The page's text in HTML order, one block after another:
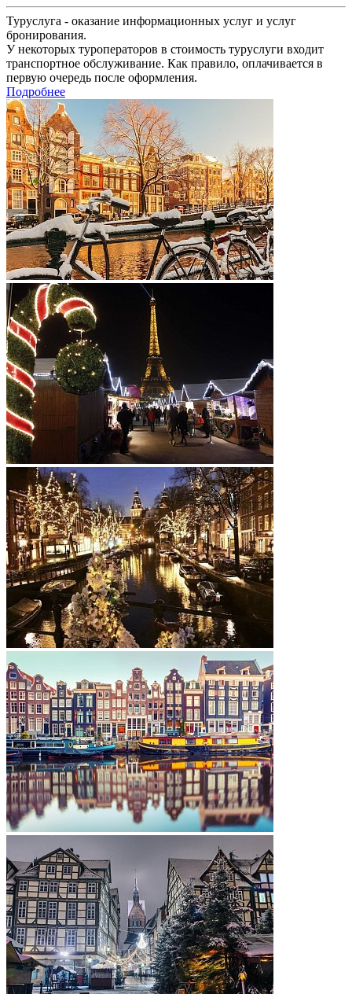
Туруслуга - оказание информационных услуг и услуг
бронирования.
У некоторых туроператоров в стоимость туруслуги входит
транспортное обслуживание. Как правило, оплачивается в
первую очередь после оформления.
Подробнее